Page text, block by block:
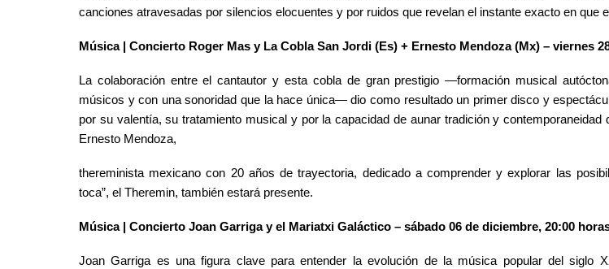
canciones atravesadas por silencios elocuentes y por ruidos que revelan el instante exacto en que
Música | Concierto Roger Mas y La Cobla San Jordi (Es) + Ernesto Mendoza (Mx) – viernes
La colaboración entre el cantautor y esta cobla de gran prestigio —formación musical
músicos y con una sonoridad que la hace única— dio como resultado un primer disco y
por su valentía, su tratamiento musical y por la capacidad de aunar tradición y
Ernesto Mendoza,
thereminista mexicano con 20 años de trayectoria, dedicado a comprender y explorar las
toca”, el Theremin, también estará presente.
Música | Concierto Joan Garriga y el Mariatxi Galáctico – sábado 06 de diciembre, 20:00
Joan Garriga es una figura clave para entender la evolución de la música popular del siglo